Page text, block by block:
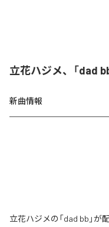
立花ハジメ、「dad
新曲情報
立花ハジメの「dad bb」